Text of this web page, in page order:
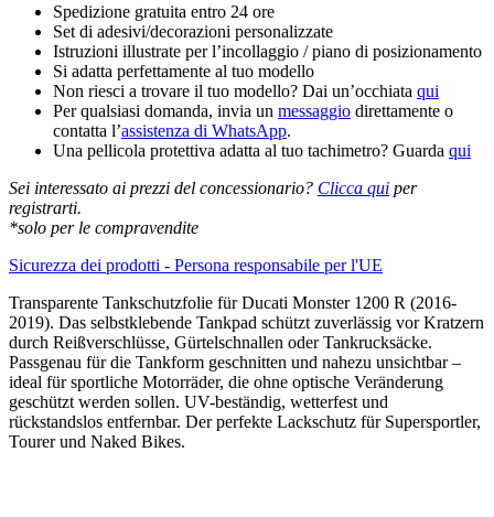
(2016-
2019)
quantità
Spedizione gratuita entro 24 ore
Set di adesivi/decorazioni personalizzate
Istruzioni illustrate per l’incollaggio / piano di posizionamento
Si adatta perfettamente al tuo modello
Non riesci a trovare il tuo modello? Dai un’occhiata qui
Per qualsiasi domanda, invia un messaggio direttamente o
contatta l’assistenza di WhatsApp.
Una pellicola protettiva adatta al tuo tachimetro? Guarda qui
Sei interessato ai prezzi del concessionario? Clicca qui per
registrarti.
*solo per le compravendite
Sicurezza dei prodotti - Persona responsabile per l'UE
Transparente Tankschutzfolie für Ducati Monster 1200 R (2016-
2019). Das selbstklebende Tankpad schützt zuverlässig vor Kratzern
durch Reißverschlüsse, Gürtelschnallen oder Tankrucksäcke.
Passgenau für die Tankform geschnitten und nahezu unsichtbar –
ideal für sportliche Motorräder, die ohne optische Veränderung
geschützt werden sollen. UV-beständig, wetterfest und
rückstandslos entfernbar. Der perfekte Lackschutz für Supersportler,
Tourer und Naked Bikes.